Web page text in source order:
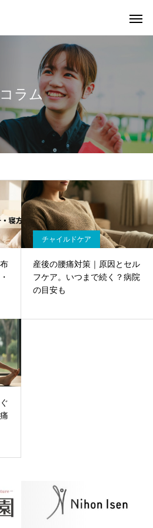
コラム
チャイルドケア
産後の腰痛対策｜原因とセル
フケア。いつまで続く？病院
の目安も